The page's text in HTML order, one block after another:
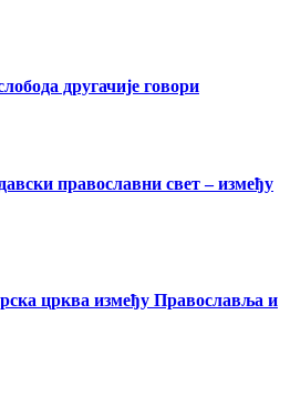
другачије говори
православни свет – између
црква између Православља и